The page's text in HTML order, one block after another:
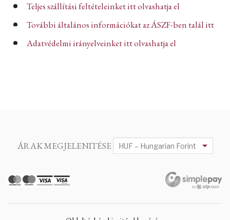
Teljes szállítási feltételeinket itt olvashatja el
További általános információkat az ÁSZF-ben talál itt
Adatvédelmi irányelveinket itt olvashatja el
ÁRAK MEGJELENITÉSE